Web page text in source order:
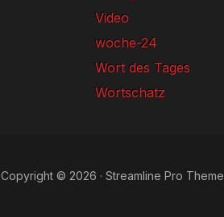
Video
woche-24
Wort des Tages
Wortschatz
Copyright © 2026 · Streamline Pro Theme